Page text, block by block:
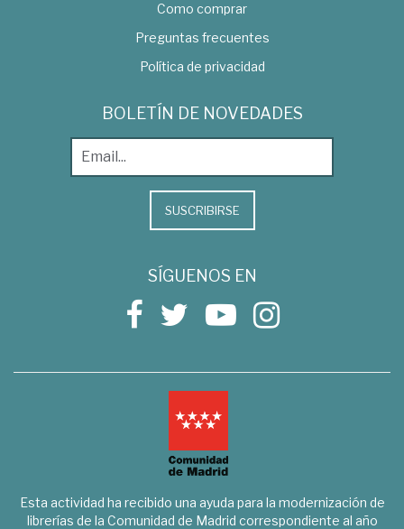
Como comprar
Preguntas frecuentes
Política de privacidad
BOLETÍN DE NOVEDADES
SUSCRIBIRSE
SÍGUENOS EN
Esta actividad ha recibido una ayuda para la modernización de
librerías de la Comunidad de Madrid correspondiente al año